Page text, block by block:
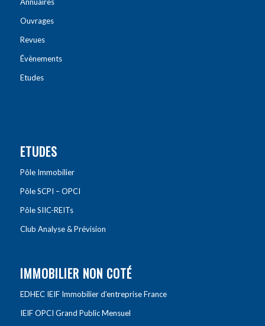
Ouvrages
Revues
Évènements
Etudes
ETUDES
Pôle Immobilier
Pôle SCPI – OPCI
Pôle SIIC-REITs
Club Analyse & Prévision
IMMOBILIER NON COTÉ
EDHEC IEIF Immobilier d’entreprise France
IEIF OPCI Grand Public Mensuel